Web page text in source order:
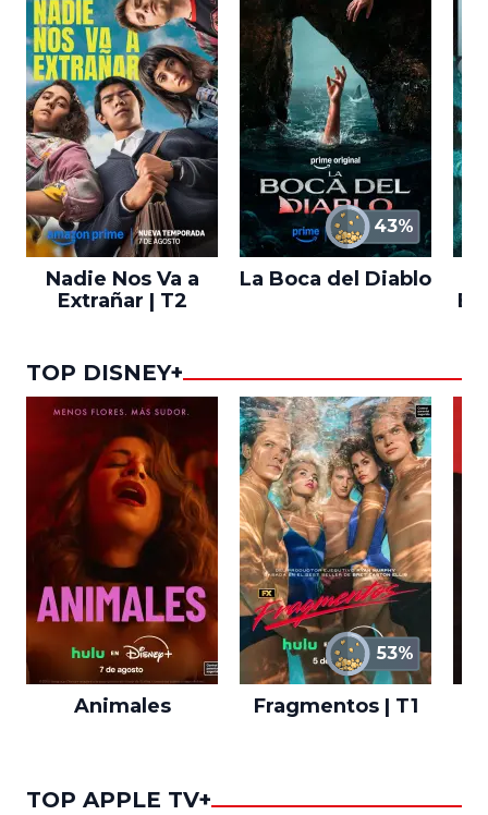
Nadie Nos Va a
Extrañar | T2
43%
La Boca del Diablo
TOP DISNEY+
Animales
53%
Fragmentos | T1
TOP APPLE TV+